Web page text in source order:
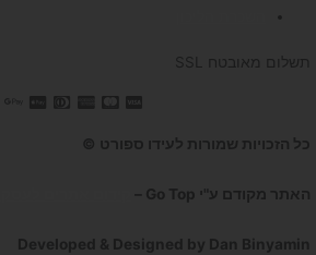
תשלום מאובטח SSL
כל הזכויות שמורות לעידו ספורט ©
האתר מקודם ע"י Go Top –
Developed & Designed by Dan Binyamin